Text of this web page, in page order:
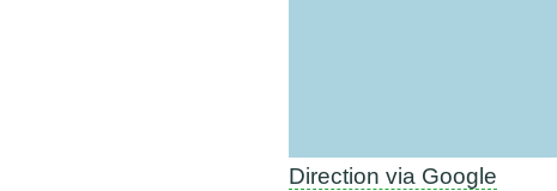
Direction via Google